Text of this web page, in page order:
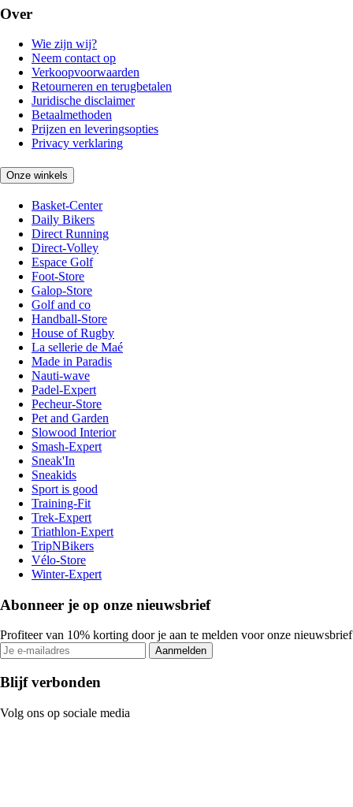
Over
Wie zijn wij?
Neem contact op
Verkoopvoorwaarden
Retourneren en terugbetalen
Juridische disclaimer
Betaalmethoden
Prijzen en leveringsopties
Privacy verklaring
Onze winkels
Basket-Center
Daily Bikers
Direct Running
Direct-Volley
Espace Golf
Foot-Store
Galop-Store
Golf and co
Handball-Store
House of Rugby
La sellerie de Maé
Made in Paradis
Nauti-wave
Padel-Expert
Pecheur-Store
Pet and Garden
Slowood Interior
Smash-Expert
Sneak'In
Sneakids
Sport is good
Training-Fit
Trek-Expert
Triathlon-Expert
TripNBikers
Vélo-Store
Winter-Expert
Abonneer je op onze nieuwsbrief
Profiteer van 10% korting door je aan te melden voor onze nieuwsbrief
Aanmelden
Blijf verbonden
Volg ons op sociale media